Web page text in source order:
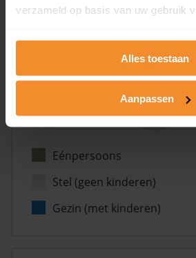
verzameld op basis van uw gebruik
Alles toestaan
Aanpassen
Eénpersoons
Stel (geen kinderen)
Gezin (met kinderen)